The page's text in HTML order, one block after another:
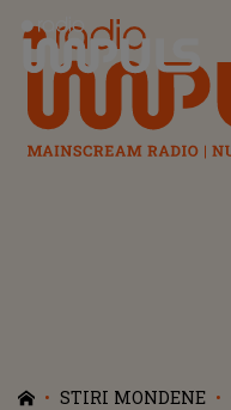
Radio Impuls
STIRI MONDENE